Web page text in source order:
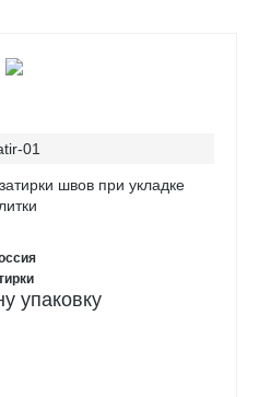
01
швов при укладке
упаковку